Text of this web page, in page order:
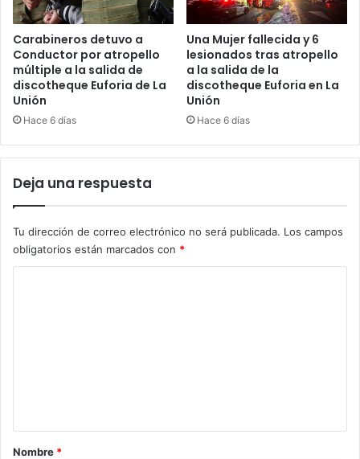
Carabineros detuvo a
Conductor por atropello
múltiple a la salida de
discotheque Euforia de La
Unión
Hace 6 días
Una Mujer fallecida y 6
lesionados tras atropello
a la salida de la
discotheque Euforia en La
Unión
Hace 6 días
Deja una respuesta
Tu dirección de correo electrónico no será publicada. Los campos
obligatorios están marcados con *
rNombre *